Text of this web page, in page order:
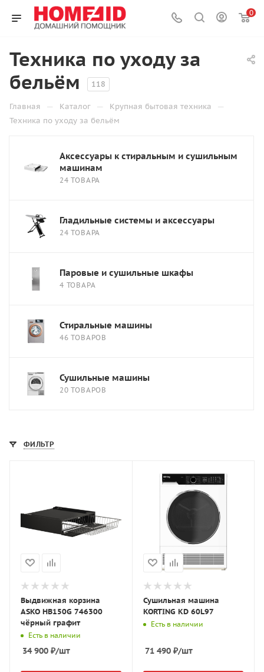
0
Техника по уходу за
бельём
118
Главная — Каталог — Крупная бытовая техника —
Техника по уходу за бельём
Аксессуары к стиральным и сушильным
машинам
24 ТОВАРА
Гладильные системы и аксессуары
24 ТОВАРА
Паровые и сушильные шкафы
4 ТОВАРА
Стиральные машины
46 ТОВАРОВ
Сушильные машины
20 ТОВАРОВ
ФИЛЬТР
Выдвижная корзина
ASKO HB150G 746300
чёрный графит
Есть в наличии
34 900 ₽/шт
Сушильная машина
KORTING KD 60L97
Есть в наличии
71 490₽/шт